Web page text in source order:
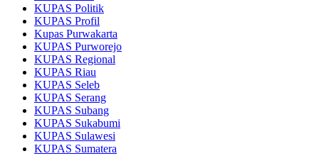
KUPAS Politik
KUPAS Profil
Kupas Purwakarta
KUPAS Purworejo
KUPAS Regional
KUPAS Riau
KUPAS Seleb
KUPAS Serang
KUPAS Subang
KUPAS Sukabumi
KUPAS Sulawesi
KUPAS Sumatera